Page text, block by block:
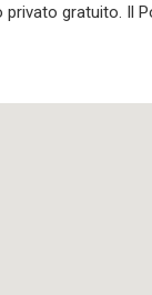
gratuito. Il